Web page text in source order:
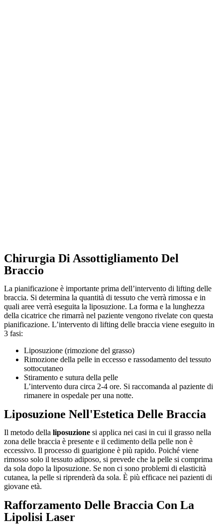
Chirurgia Di Assottigliamento Del
Braccio
La pianificazione è importante prima dell’intervento di lifting delle
braccia. Si determina la quantità di tessuto che verrà rimossa e in
quali aree verrà eseguita la liposuzione. La forma e la lunghezza
della cicatrice che rimarrà nel paziente vengono rivelate con questa
pianificazione. L’intervento di lifting delle braccia viene eseguito in
3 fasi:
Liposuzione (rimozione del grasso)
Rimozione della pelle in eccesso e rassodamento del tessuto
sottocutaneo
Stiramento e sutura della pelle
L’intervento dura circa 2-4 ore. Si raccomanda al paziente di
rimanere in ospedale per una notte.
Liposuzione Nell'Estetica Delle Braccia
Il metodo della liposuzione si applica nei casi in cui il grasso nella
zona delle braccia è presente e il cedimento della pelle non è
eccessivo. Il processo di guarigione è più rapido. Poiché viene
rimosso solo il tessuto adiposo, si prevede che la pelle si comprima
da sola dopo la liposuzione. Se non ci sono problemi di elasticità
cutanea, la pelle si riprenderà da sola. È più efficace nei pazienti di
giovane età.
Rafforzamento Delle Braccia Con La
Lipolisi Laser